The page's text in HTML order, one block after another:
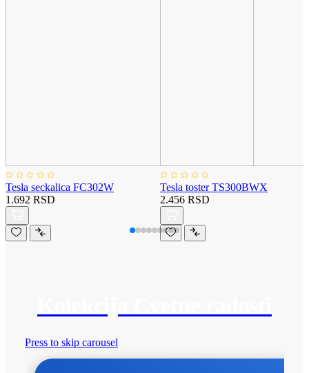
Tesla seckalica FC302W
1.692 RSD
Tesla toster TS300BWX
2.456 RSD
Press to skip carousel